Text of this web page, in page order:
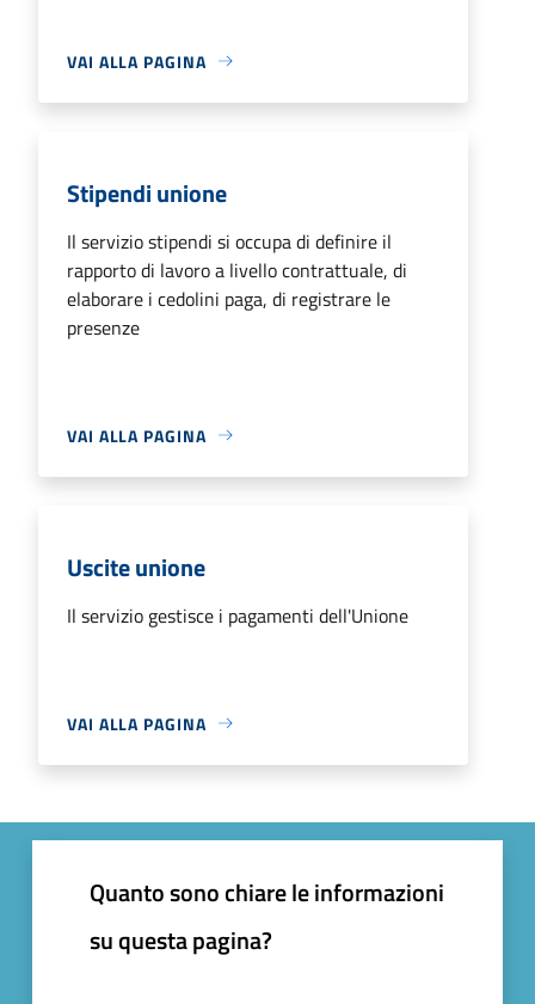
VAI ALLA PAGINA
Stipendi unione
Il servizio stipendi si occupa di definire il
rapporto di lavoro a livello contrattuale, di
elaborare i cedolini paga, di registrare le
presenze
VAI ALLA PAGINA
Uscite unione
Il servizio gestisce i pagamenti dell'Unione
VAI ALLA PAGINA
Quanto sono chiare le informazioni
su questa pagina?